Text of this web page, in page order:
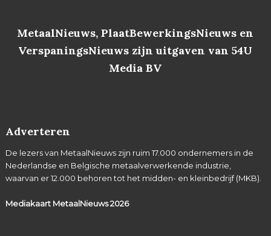
MetaalNieuws, PlaatBewerkingsNieuws en
VerspaningsNieuws zijn uitgaven van 54U
Media BV
Adverteren
De lezers van MetaalNieuws zijn ruim 17.000 ondernemers in de
Nederlandse en Belgische metaalverwerkende industrie,
waarvan er 12.000 behoren tot het midden- en kleinbedrijf (MKB).
Mediakaart MetaalNieuws2026